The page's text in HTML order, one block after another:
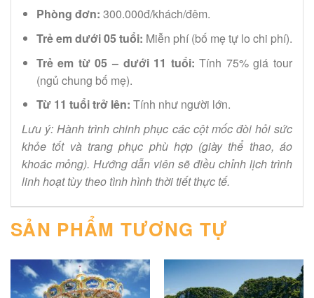
Phòng đơn: 300.000đ/khách/đêm.
Trẻ em dưới 05 tuổi: Miễn phí (bố mẹ tự lo chi phí).
Trẻ em từ 05 – dưới 11 tuổi: Tính 75% giá tour
(ngủ chung bố mẹ).
Từ 11 tuổi trở lên: Tính như người lớn.
Lưu ý: Hành trình chinh phục các cột mốc đòi hỏi sức
khỏe tốt và trang phục phù hợp (giày thể thao, áo
khoác mỏng). Hướng dẫn viên sẽ điều chỉnh lịch trình
linh hoạt tùy theo tình hình thời tiết thực tế.
SẢN PHẨM TƯƠNG TỰ